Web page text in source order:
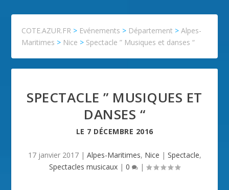
COTE.AZUR.FR > Evénements > Département >Alpes-
Maritimes > Nice > Spectacle ” Musiques et danses “
SPECTACLE ” MUSIQUES ET
DANSES “
LE 7 DÉCEMBRE 2016
17 janvier 2017| Alpes-Maritimes, Nice | Spectacle,
Spectacles musicaux | 0 |